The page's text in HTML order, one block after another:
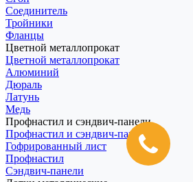
Соединитель
Тройники
Фланцы
Цветной металлопрокат
Цветной металлопрокат
Алюминий
Дюраль
Латунь
Медь
Профнастил и сэндвич-панели
Профнастил и сэндвич-панели
Гофрированный лист
Профнастил
Сэндвич-панели